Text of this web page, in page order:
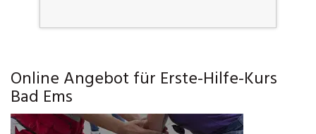
Online Angebot für Erste-Hilfe-Kurs
Bad Ems